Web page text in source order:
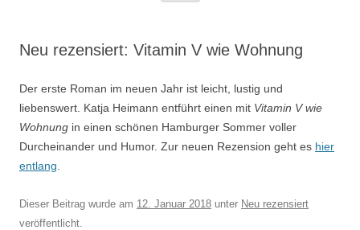
Neu rezensiert: Vitamin V wie Wohnung
Der erste Roman im neuen Jahr ist leicht, lustig und
liebenswert. Katja Heimann entführt einen mit Vitamin V wie
Wohnung in einen schönen Hamburger Sommer voller
Durcheinander und Humor. Zur neuen Rezension geht es hier
entlang
Dieser Beitrag wurde am 12. Januar 2018 unter Neu rezensiert
veröffentlicht.